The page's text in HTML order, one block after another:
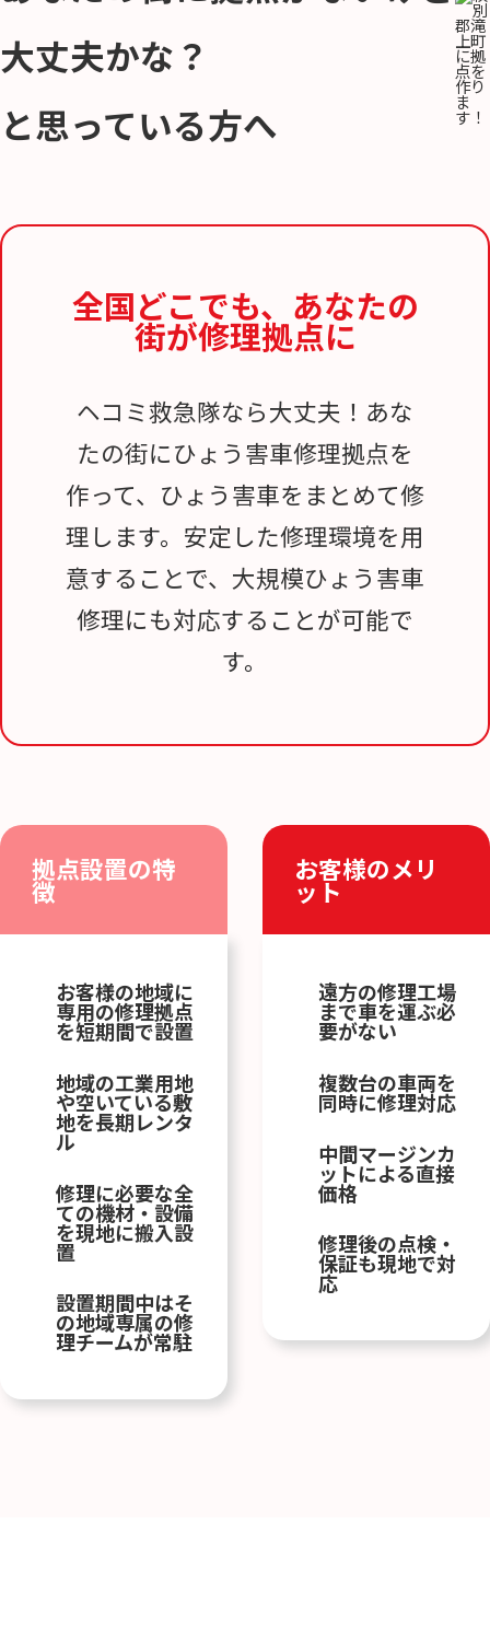
大丈夫かな？
と思っている方へ
全国どこでも、 あなたの
街が修理拠点に
ヘコミ救急隊なら大丈夫！あな
たの街にひょう害車修理拠点を
作って、ひょう害車をまとめて修
理します。安定した修理環境を用
意することで、大規模ひょう害車
修理にも対応することが可能で
す。
拠点設置の特
徴
お客様の地域に
専用の修理拠点
を短期間で設置
地域の工業用地
や空いている敷
地を長期レンタ
ル
修理に必要な全
ての機材・設備
を現地に搬入設
置
設置期間中はそ
の地域専属の修
理チームが常駐
お客様のメリ
ット
遠方の修理工場
まで車を運ぶ必
要がない
複数台の車両を
同時に修理対応
中間マージンカ
ットによる直接
価格
修理後の点検・
保証も現地で対
応